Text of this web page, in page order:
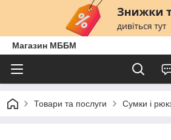
Магазин МББМ
Товари та послуги Сумки і